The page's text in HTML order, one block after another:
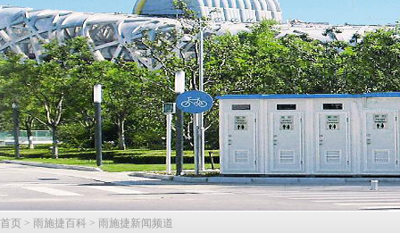
首页 > 雨施捷百科 > 雨施捷新闻频道